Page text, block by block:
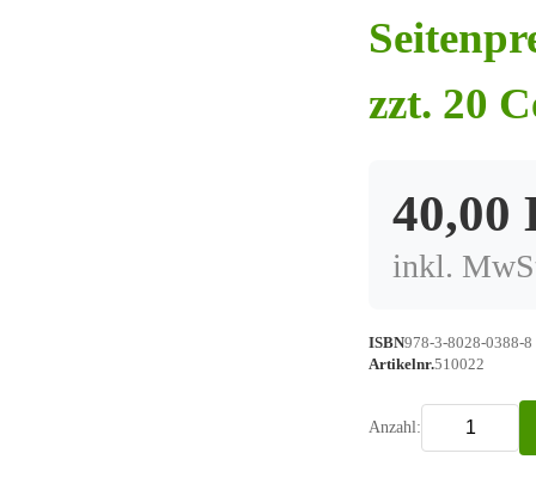
zzt. 20
40,00
inkl.
ISBN978-3-8028-0388-8
Artikelnr.510022
Anzahl: